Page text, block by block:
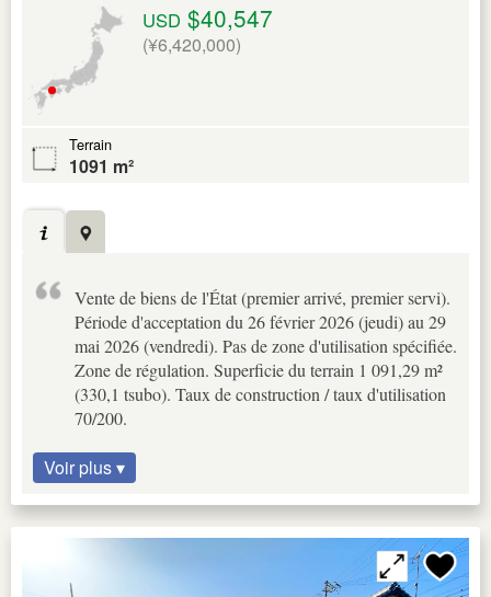
USD $40,547
(¥6,420,000)
Terrain
1091 m²
Vente de biens de l'État (premier arrivé, premier servi).
Période d'acceptation du 26 février 2026 (jeudi) au 29
mai 2026 (vendredi). Pas de zone d'utilisation spécifiée.
Zone de régulation. Superficie du terrain 1 091,29 m²
(330,1 tsubo). Taux de construction / taux d'utilisation
70/200.
Voir plus ▾